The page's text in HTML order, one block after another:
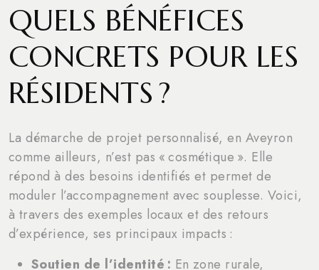
QUELS BÉNÉFICES
CONCRETS POUR LES
RÉSIDENTS ?
La démarche de projet personnalisé, en Aveyron
comme ailleurs, n’est pas « cosmétique ». Elle
répond à des besoins identifiés et permet de
moduler l’accompagnement avec souplesse. Voici,
à travers des exemples locaux et des retours
d’expérience, ses principaux impacts :
Soutien de l’identité : En zone rurale,